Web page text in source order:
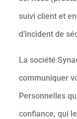
suivi client et
d’incident de
La société
communiquer
Personnelles
confiance, qui